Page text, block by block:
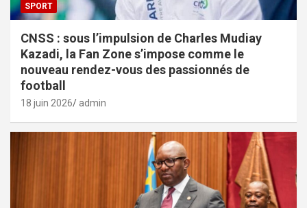
SPORT
CNSS : sous l’impulsion de Charles Mudiay
Kazadi, la Fan Zone s’impose comme le
nouveau rendez-vous des passionnés de
football
18 juin 2026 admin